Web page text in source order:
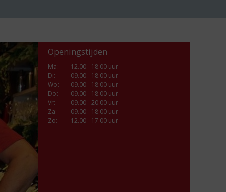
Openingstijden
Ma:
12.00 - 18.00 uur
Di:
09.00 - 18.00 uur
Wo:
09.00 - 18.00 uur
Do:
09.00 - 18.00 uur
Vr:
09.00 - 20.00 uur
Za:
09.00 - 18.00 uur
Zo:
12.00 - 17.00 uur